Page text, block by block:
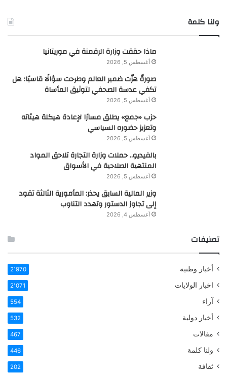
ولنا كلمة
ماذا حققت وزارة الرقمنة في موريتانيا
أغسطس 5, 2026
صورةٌ هزّت ضمير العالم وطرحت سؤالًا قاسيًا: هل
تكفي عدسة الصحفي لتوثيق المأساة
أغسطس 5, 2026
حزب «جمع» يطلق مسارًا لإعادة هيكلة هيئاته
وتعزيز حضوره السياسي
أغسطس 5, 2026
بالفيديو.. حملات وزارة التجارة تلاحق المواد
المنتهية الصلاحية في الأسواق
أغسطس 5, 2026
وزير المالية السابق يحذر: المأمورية الثالثة تقود
إلى تجاوز الدستور وتهدد التناوب
أغسطس 4, 2026
تصنيفات
أخبار وطنية 2٬970
اخبار الولايات 2٬071
آراء 554
أخبار دولية 532
مقالات 467
ولنا كلمة 446
ثقافة 202